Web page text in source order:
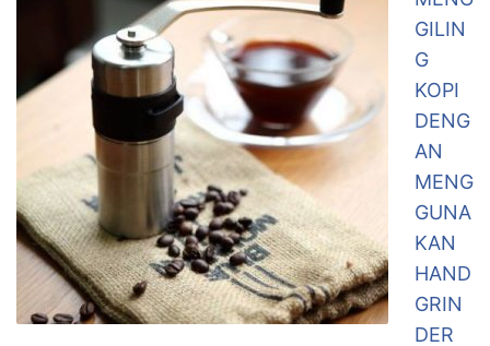
GILIN
G
KOPI
DENG
AN
MENG
GUNA
KAN
HAND
GRIN
DER